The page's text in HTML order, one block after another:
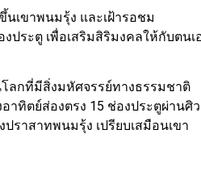
เขาพนมรุ้ง และเฝ้ารอชม
ระตู เพื่อเสริมสิริมงคลให้กับตนเ
ลกที่มีสิ่งมหัศจรรย์ทางธรรมชาติ
ทิตย์ส่องตรง 15 ช่องประตูผ่านศิว
ราสาทพนมรุ้ง เปรียบเสมือนเขา